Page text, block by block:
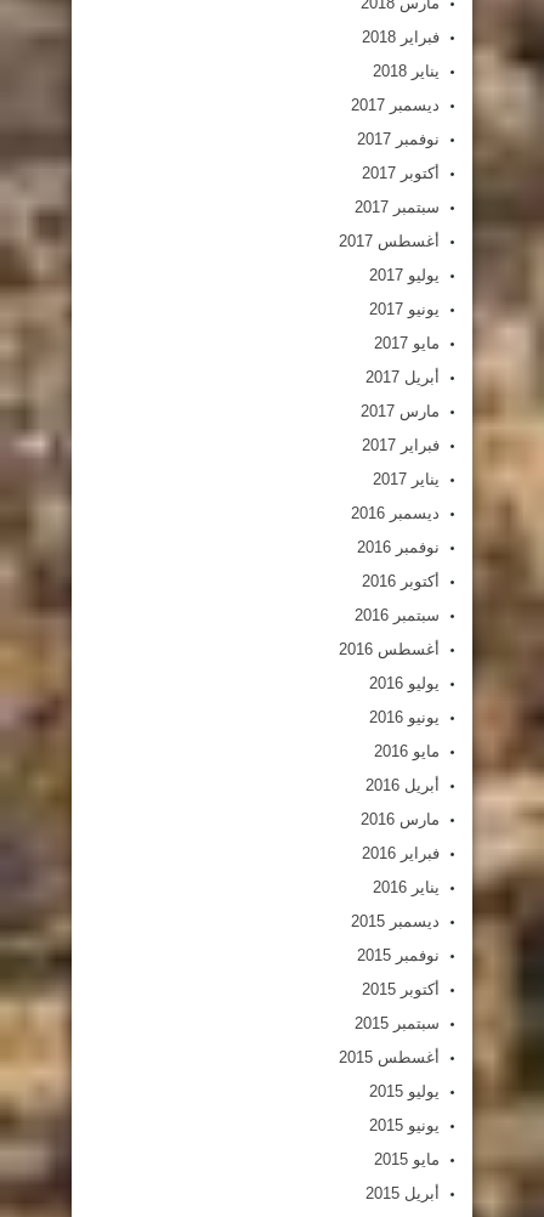
فبراير 2018
يناير 2018
ديسمبر 2017
نوفمبر 2017
أكتوبر 2017
سبتمبر 2017
أغسطس 2017
يوليو 2017
يونيو 2017
مايو 2017
أبريل 2017
مارس 2017
فبراير 2017
يناير 2017
ديسمبر 2016
نوفمبر 2016
أكتوبر 2016
سبتمبر 2016
أغسطس 2016
يوليو 2016
يونيو 2016
مايو 2016
أبريل 2016
مارس 2016
فبراير 2016
يناير 2016
ديسمبر 2015
نوفمبر 2015
أكتوبر 2015
سبتمبر 2015
أغسطس 2015
يوليو 2015
يونيو 2015
مايو 2015
أبريل 2015